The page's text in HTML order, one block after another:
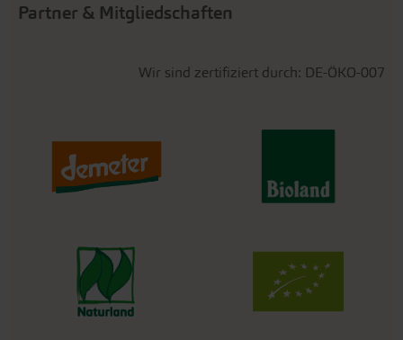
Partner & Mitgliedschaften
Wir sind zertifiziert durch: DE-ÖKO-007